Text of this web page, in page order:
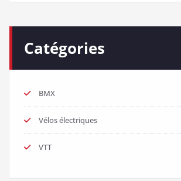
Catégories
BMX
Vélos électriques
VTT